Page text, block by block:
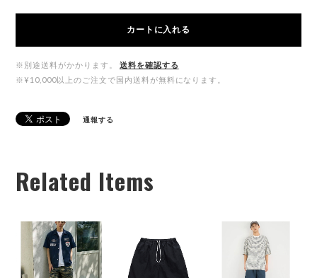
カートに入れる
※別途送料がかかります。
送料を確認する
※¥10,000以上のご注文で国内送料が無料になります。
通報する
Related Items